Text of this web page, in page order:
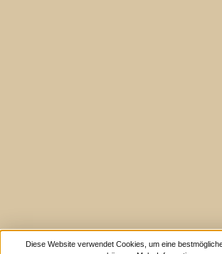
Diese Website verwendet Cookies, um eine